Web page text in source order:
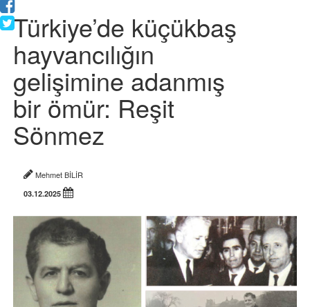
Türkiye’de küçükbaş
hayvancılığın
gelişimine adanmış
bir ömür: Reşit
Sönmez
Mehmet BİLİR
03.12.2025